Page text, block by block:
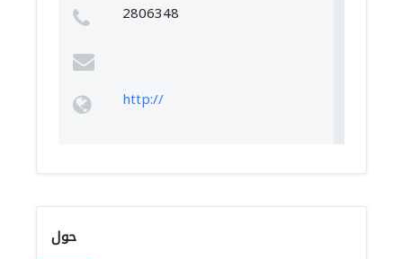
2806348
http://
حول